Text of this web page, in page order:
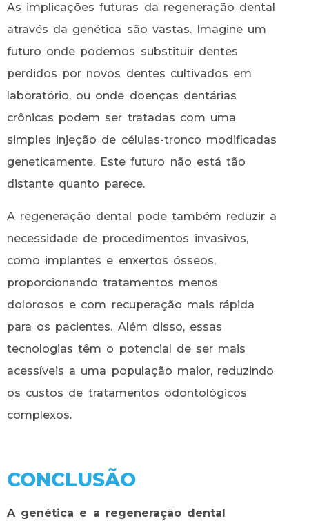
As implicações futuras da regeneração dental
através da genética são vastas. Imagine um
futuro onde podemos substituir dentes
perdidos por novos dentes cultivados em
laboratório, ou onde doenças dentárias
crônicas podem ser tratadas com uma
simples injeção de células-tronco modificadas
geneticamente. Este futuro não está tão
distante quanto parece.
A regeneração dental pode também reduzir a
necessidade de procedimentos invasivos,
como implantes e enxertos ósseos,
proporcionando tratamentos menos
dolorosos e com recuperação mais rápida
para os pacientes. Além disso, essas
tecnologias têm o potencial de ser mais
acessíveis a uma população maior, reduzindo
os custos de tratamentos odontológicos
complexos.
CONCLUSÃO
A genética e a regeneração dental